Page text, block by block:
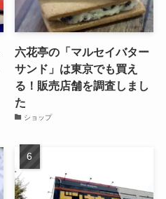
六花亭の「マルセイバター
サンド」は東京でも買え
る！販売店舗を調査しまし
た
ショップ